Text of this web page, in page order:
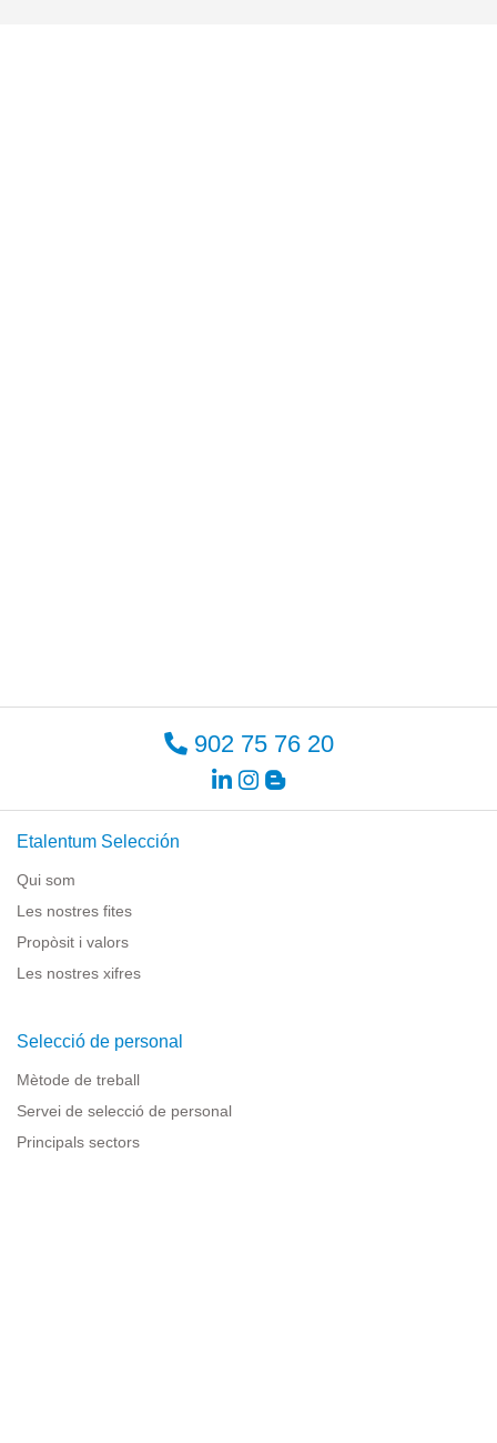
902 75 76 20
Etalentum Selección
Qui som
Les nostres fites
Propòsit i valors
Les nostres xifres
Selecció de personal
Mètode de treball
Servei de selecció de personal
Principals sectors